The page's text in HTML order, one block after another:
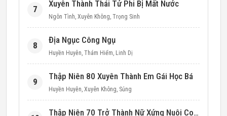
7
Xuyên Thành Thái Tử Phi Bị Mất Nước
Ngôn Tình, Xuyên Không, Trọng Sinh
8
Địa Ngục Công Ngụ
Huyền Huyễn, Thám Hiểm, Linh Dị
9
Thập Niên 80 Xuyên Thành Em Gái Học Bá
Huyền Huyễn, Xuyên Không, Sủng
Thập Niên 70 Trở Thành Nữ Xứng Nuôi Con Làm Giàu